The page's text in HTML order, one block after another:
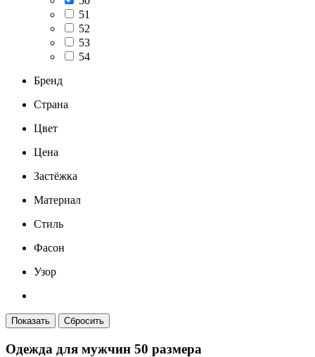
51
52
53
54
Бренд
Страна
Цвет
Цена
Застёжка
Материал
Стиль
Фасон
Узор
Одежда для мужчин 50 размера